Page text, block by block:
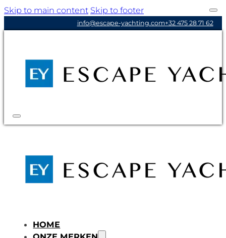
Skip to main content Skip to footer
info@escape-yachting.com+32 475 28 71 62
HOME